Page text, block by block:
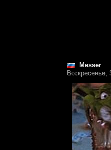
Messer
Воскресенье,